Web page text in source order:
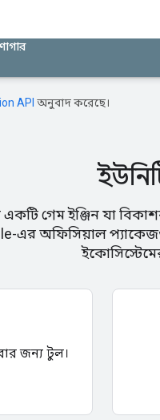
API অনুবাদ করেছে।
গেম ইঞ্জিন যা
এর অফিসিয়াল
জন্য টুল।